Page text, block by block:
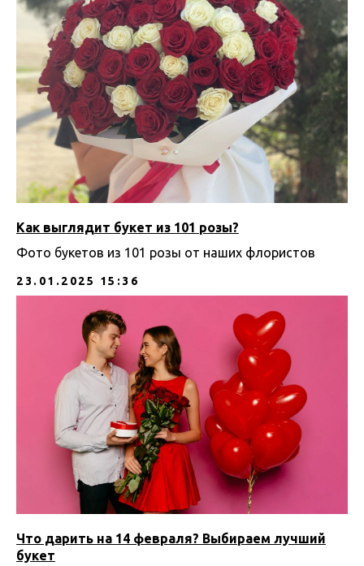
Как выглядит букет из 101 розы?
Фото букетов из 101 розы от наших флористов
23.01.2025 15:36
Что дарить на 14 февраля? Выбираем лучший
букет